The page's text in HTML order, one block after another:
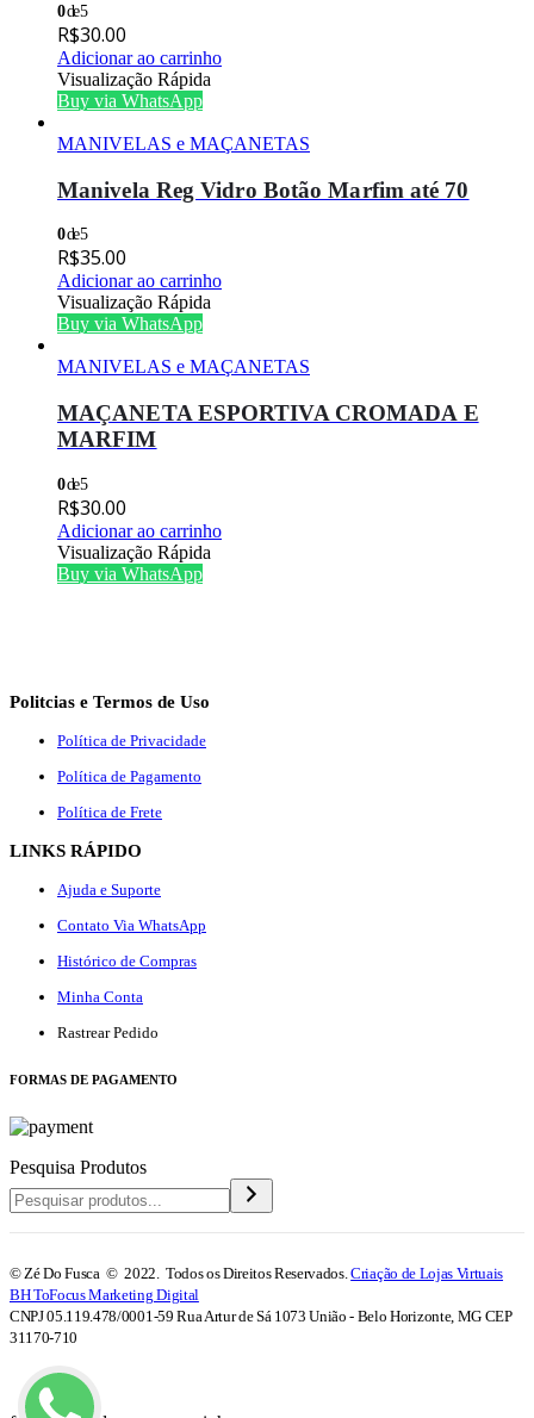
0de 5
R$30.00
Adicionar ao carrinho
Visualização Rápida
Buy via WhatsApp
MANIVELAS e MAÇANETAS
Manivela Reg Vidro Botão Marfim até 70
0de 5
R$35.00
Adicionar ao carrinho
Visualização Rápida
Buy via WhatsApp
MANIVELAS e MAÇANETAS
MAÇANETA ESPORTIVA CROMADA E
MARFIM
0de 5
R$30.00
Adicionar ao carrinho
Visualização Rápida
Buy via WhatsApp
Politcias e Termos de Uso
Política de Privacidade
Política de Pagamento
Política de Frete
LINKS RÁPIDO
Ajuda e Suporte
Contato Via WhatsApp
Histórico de Compras
Minha Conta
Rastrear Pedido
FORMAS DE PAGAMENTO
Pesquisa Produtos
© Zé Do Fusca © 2022. Todos os Direitos Reservados.Criação de Lojas Virtuais
BH ToFocus Marketing Digital
CNPJ 05.119.478/0001-59 Rua Artur de Sá 1073 União - Belo Horizonte, MG CEP
31170-710